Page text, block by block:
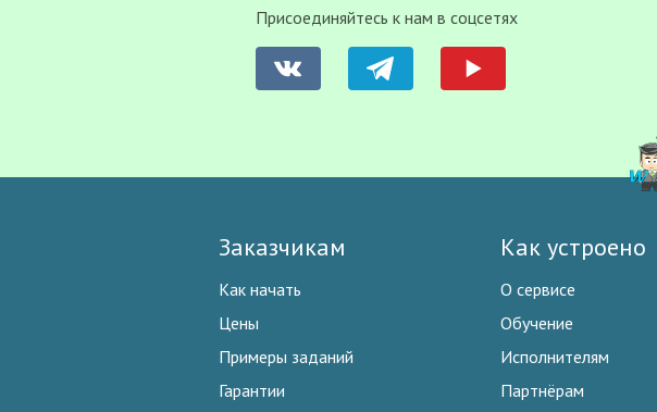
Присоединяйтесь к нам в соцсетях
Заказчикам
Как начать
Цены
Примеры заданий
Гарантии
Как устроено
О сервисе
Обучение
Исполнителям
Партнёрам